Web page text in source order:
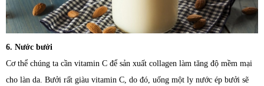
6. Nước bưởi
Cơ thể chúng ta cần vitamin C để sản xuất collagen làm tăng độ mềm mại
cho làn da. Bưởi rất giàu vitamin C, do đó, uống một ly nước ép bưởi sẽ